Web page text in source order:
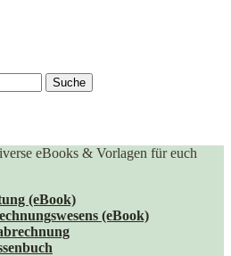
eBooks & Vorlagen für euch
(eBook)
(eBook)